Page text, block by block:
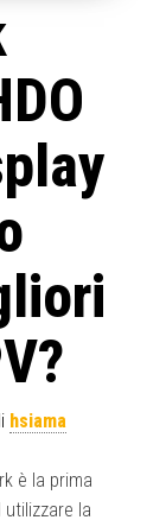
hsiama
è la prima
utilizzare la